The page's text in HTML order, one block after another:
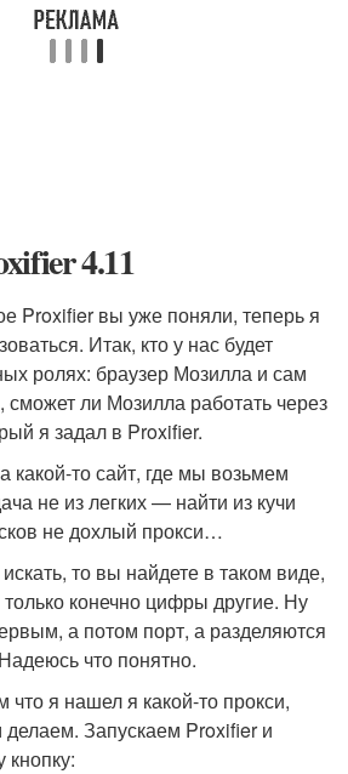
4.11
Proxifier вы уже поняли, теперь я
Итак, кто у нас будет
ролях: браузер Мозилла и сам
ли Мозилла работать через
я задал в Proxifier.
какой-то сайт, где мы возьмем
не из легких — найти из кучи
не дохлый прокси…
то вы найдете в таком виде,
конечно цифры другие. Ну
а потом порт, а разделяются
что понятно.
я нашел я какой-то прокси,
делаем. Запускаем Proxifier и
кнопку: